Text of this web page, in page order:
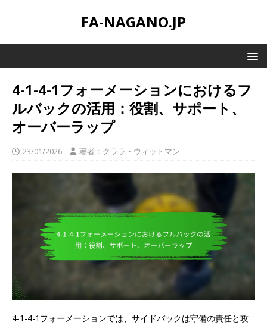
FA-NAGANO.JP
4-1-4-1フォーメーションにおけるフ
ルバックの活用：役割、サポート、
オーバーラップ
23/01/2026 著者：クララ・ウィットマン
4-1-4-1フォーメーションでは、サイドバックは守備の責任と攻